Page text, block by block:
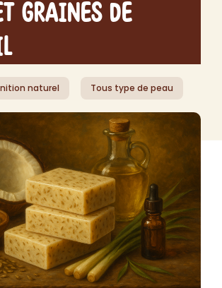
Graines de
naturel Tous type de peau